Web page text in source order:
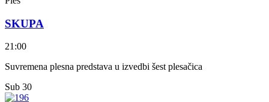
SKUPA
21:00
Suvremena plesna predstava u izvedbi šest plesačica
Sub 30